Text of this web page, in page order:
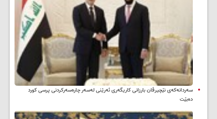
سه‌ردانه‌کەی نێچیرڤان بارزانی كاریگه‌ری ئه‌رێنی له‌سه‌ر چاره‌سه‌ركردنی پرسی كورد
ده‌بێت